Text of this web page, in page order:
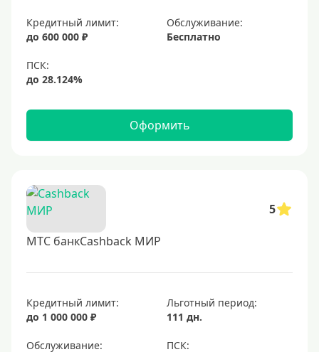
Золотые
Черные
Виртуальные
С бонусами
С кэшбэком на АЗС
С милями
Цель
Для игр
Для покупок
Для путешествий
Кредитный лимит:
до 600 000 ₽
Обслуживание:
Бесплатно
Оформить
5
МТС банкCashback МИР
Кредитный лимит:
до 1 000 000 ₽
Льготный период:
111 дн.
Обслуживание: